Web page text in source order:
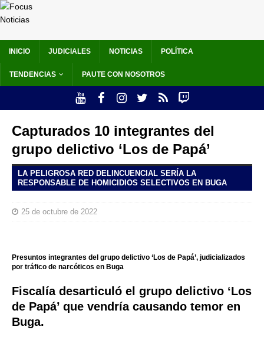
INICIO JUDICIALES NOTICIAS POLÍTICA
TENDENCIAS PAUTE CON NOSOTROS
Capturados 10 integrantes del
grupo delictivo ‘Los de Papá’
LA PELIGROSA RED DELINCUENCIAL SERÍA LA
RESPONSABLE DE HOMICIDIOS SELECTIVOS EN BUGA
25 de octubre de 2022
Presuntos integrantes del grupo delictivo ‘Los de Papá’, judicializados
por tráfico de narcóticos en Buga
Fiscalía desarticuló el grupo delictivo ‘Los
de Papá’ que vendría causando temor en
Buga.